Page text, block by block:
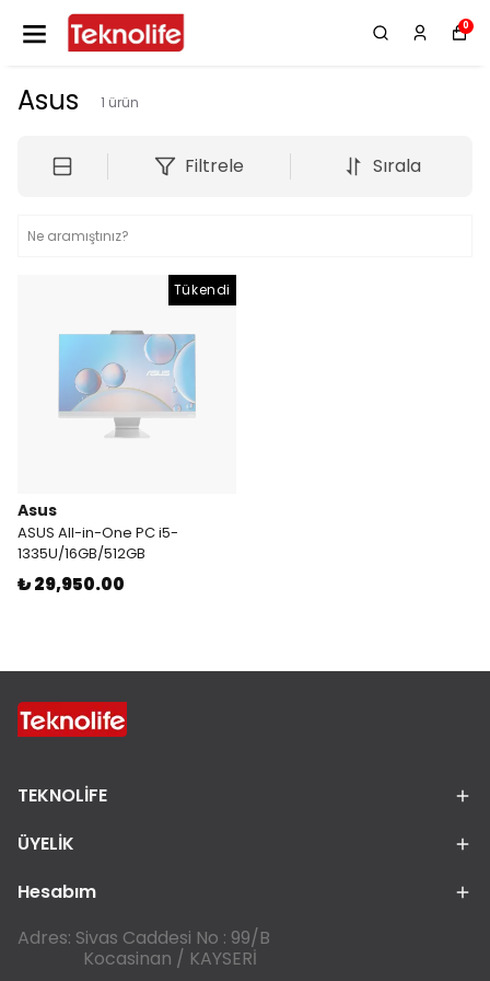
0
Asus 1 ürün
Filtrele Sırala
Tükendi
Asus
ASUS All-in-One PC i5-
1335U/16GB/512GB
₺ 29,950.00
TEKNOLİFE
ÜYELİK
Hesabım
Adres: Sivas Caddesi No : 99/B
Kocasinan / KAYSERİ